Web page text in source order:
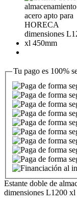
Tu pago es 100%
Estante doble de
dimensiones L1200